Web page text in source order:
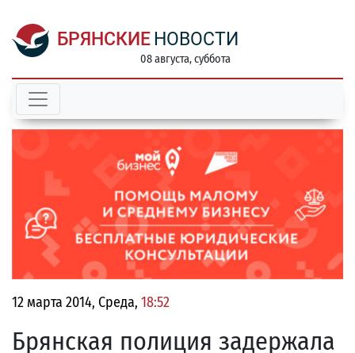
БРЯНСКИЕ НОВОСТИ
08 августа, суббота
12 марта 2014, Среда, 18:52
Брянская полиция задержала